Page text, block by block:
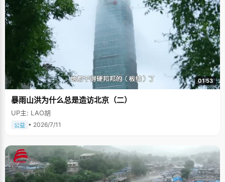
01:53
暴雨山洪为什么总是造访北京（二）
UP主: LAO胡
公益 • 2026/7/11